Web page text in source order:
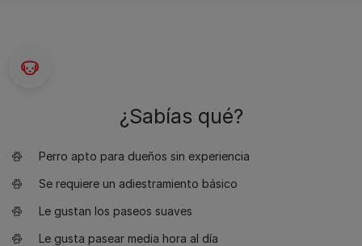
¿Sabías qué?
Perro apto para dueños sin experiencia
Se requiere un adiestramiento básico
Le gustan los paseos suaves
Le gusta pasear media hora al día